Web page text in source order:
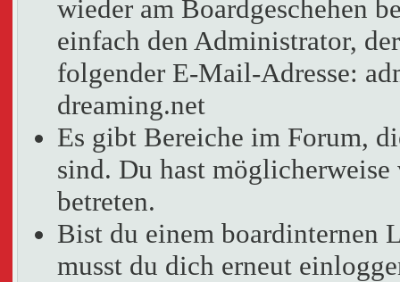
wieder am Boardgeschehen
einfach den Administrator,
folgender E-Mail-Adresse:
dreaming.net
Es gibt Bereiche im Forum,
sind. Du hast
betreten.
Bist du einem boardinternen
musst du dich erneut